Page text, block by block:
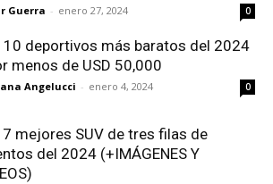
Guerra - enero 27, 2024 0
10 deportivos más baratos del 2024
menos de USD 50,000
Angelucci - enero 4, 2024 0
7 mejores SUV de tres filas de
del 2024 (+IMÁGENES Y